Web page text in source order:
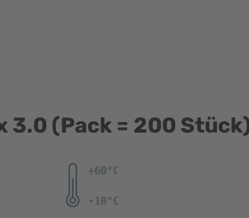
Stück)
(Pack = 200 Stück)